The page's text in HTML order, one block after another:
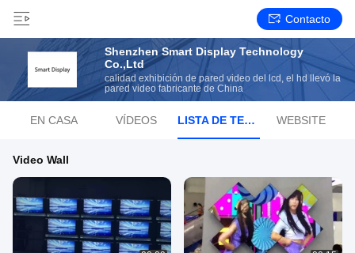
Contacto
Shenzhen Smart Display Technology
Co.,Ltd
calidad exhibición de pared video del lcd, el hd llevó la
pared video fabricante de China
EN CASA VÍDEOS LISTA DE TEMAS WEBSITE
Video Wall